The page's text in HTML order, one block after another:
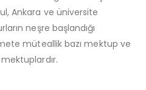
Ankara ve üniversite
neşre başlandığı
müteallik bazı mektup ve